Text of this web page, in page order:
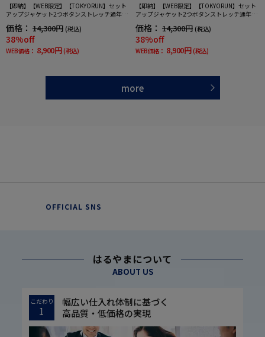
【即納】【WEB限定】【TOKYORUN】セット
アップジャケット2つボタンストレッチ通年ウ
価格： 14,300円 (税込)
38%off
WEB価格： 8,900円 (税込)
【即納】【WEB限定】【TOKYORUN】セット
アップジャケット2つボタンストレッチ通年ウ
価格： 14,300円 (税込)
38%off
WEB価格： 8,900円 (税込)
more
OFFICIAL SNS
はるやまについて
ABOUT US
こだわり
1
幅広い仕入れ体制に基づく
高品質・低価格の実現